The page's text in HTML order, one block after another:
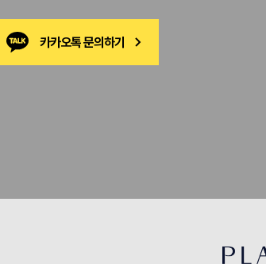
카카오톡 문의하기